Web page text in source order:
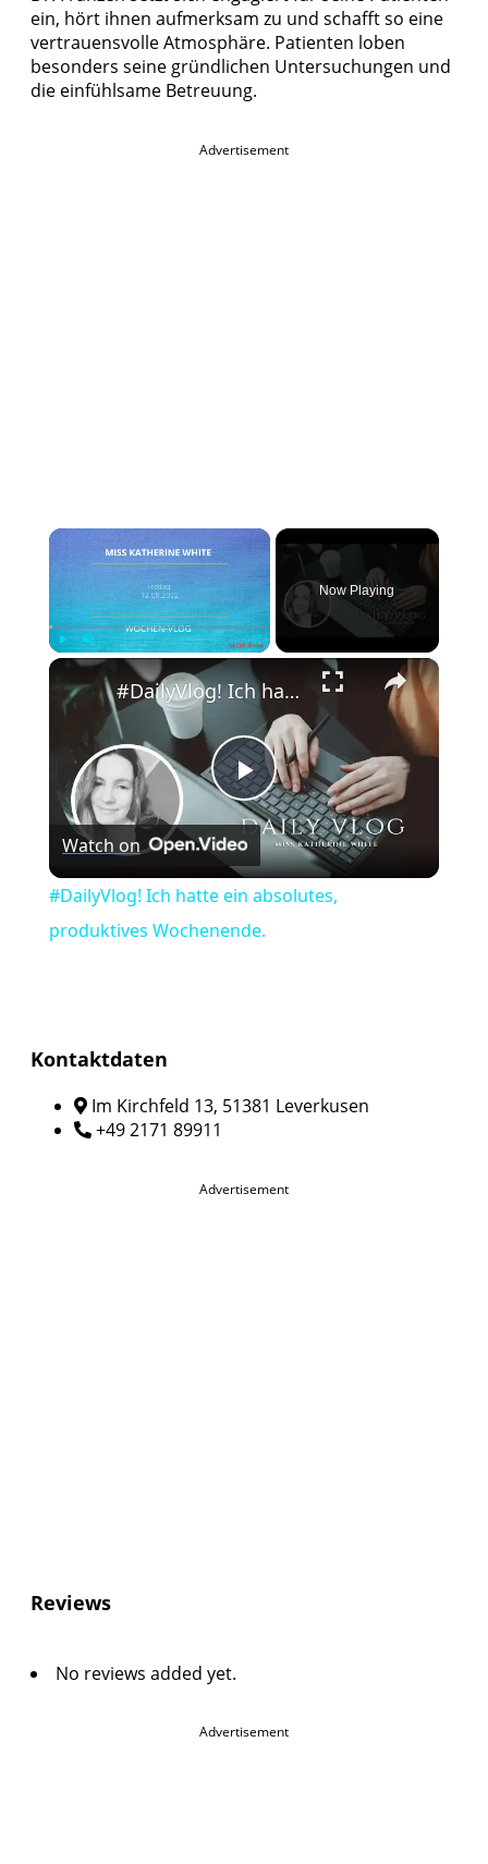
ein, hört ihnen aufmerksam zu und schafft so eine
vertrauensvolle Atmosphäre. Patienten loben
besonders seine gründlichen Untersuchungen und
die einfühlsame Betreuung.
Advertisement
×
Play Unmute
Now Playing
×
Play
Video
#DailyVlog! Ich hatte ein absolutes, produktives Wochenende.
Watch on
#DailyVlog! Ich hatte ein absolutes,
produktives Wochenende.
Kontaktdaten
Im Kirchfeld 13, 51381 Leverkusen
+49 2171 89911
Advertisement
Reviews
No reviews added yet.
Advertisement